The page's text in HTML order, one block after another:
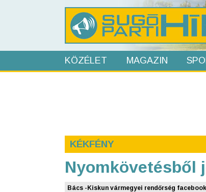
KÖZÉLET MAGAZIN
KÉKFÉNY
Nyomkövetésből
Bács -Kiskun vármegyei rendőrség